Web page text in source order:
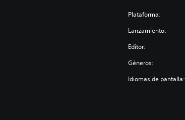
Plataforma:
Lanzamiento:
Editor:
Géneros:
Idiomas de pantalla: